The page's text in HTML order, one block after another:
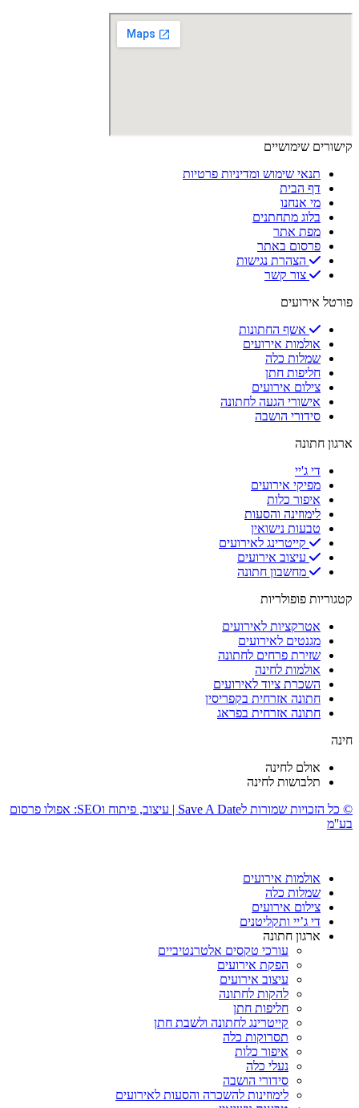
קישורים שימושיים
תנאי שימוש ומדיניות פרטיות
דף הבית
מי אנחנו
בלוג מתחתנים
מפת אתר
פרסום באתר
הצהרת נגישות
צור קשר
פורטל אירועים
אשף החתונות
אולמות אירועים
שמלות כלה
חליפות חתן
צילום אירועים
אישורי הגעה לחתונה
סידורי הושבה
ארגון חתונה
די ג'יי
מפיקי אירועים
איפור כלות
לימוזינה והסעות
טבעות נישואין
קייטרינג לאירועים
עיצוב אירועים
מחשבון חתונה
קטגוריות פופולריות
אטרקציות לאירועים
מגנטים לאירועים
שזירת פרחים לחתונה
אולמות לחינה
השכרת ציוד לאירועים
חתונה אזרחית בקפריסין
חתונה אזרחית בפראג
חינה
אולם לחינה
תלבושות לחינה
© כל הזכויות שמורות לSave A Date | עיצוב, פיתוח וSEO: אפולו פרסום
בע''מ
אולמות אירועים
שמלות כלה
צילום אירועים
די ג’יי ותקליטנים
ארגון חתונה
עורכי טקסים אלטרנטיביים
הפקת אירועים
עיצוב אירועים
להקות לחתונה
חליפות חתן
קייטרינג לחתונה ולשבת חתן
תסרוקות כלה
איפור כלות
נעלי כלה
סידורי הושבה
לימוזינות להשכרה והסעות לאירועים